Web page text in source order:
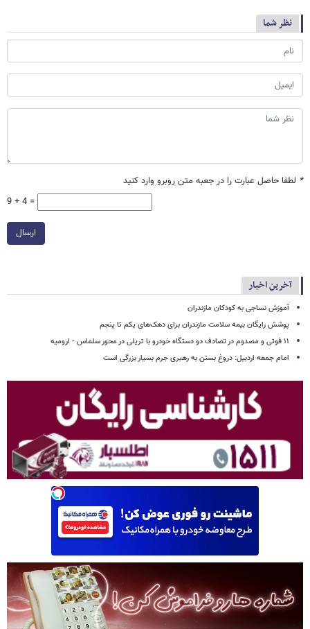
نظر شما
* لطفا حاصل عبارت را در جعبه متن روبرو وارد کنید
9 + 4 =
ارسال
آخرین اخبار
آموزش نساجی به کودکان مازندران
پوشش رایگان بیمه سلامت مازندران برای دهک‌های یکم تا پنجم
۱۱ فوتی و مصدوم در تصادف دو دستگاه خودرو با تریلی در محور سلماس - ارومیه
امام جمعه اردبیل: دروغ بستن به رهبری جرم بسیار بزرگی است